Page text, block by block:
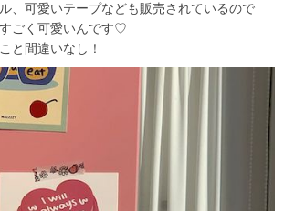
、可愛いテープなども販売されているので
ごく可愛いんです♡
と間違いなし！